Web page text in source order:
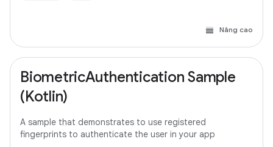
Nâng cao
BiometricAuthentication Sample
(Kotlin)
A sample that demonstrates to use registered
fingerprints to authenticate the user in your app